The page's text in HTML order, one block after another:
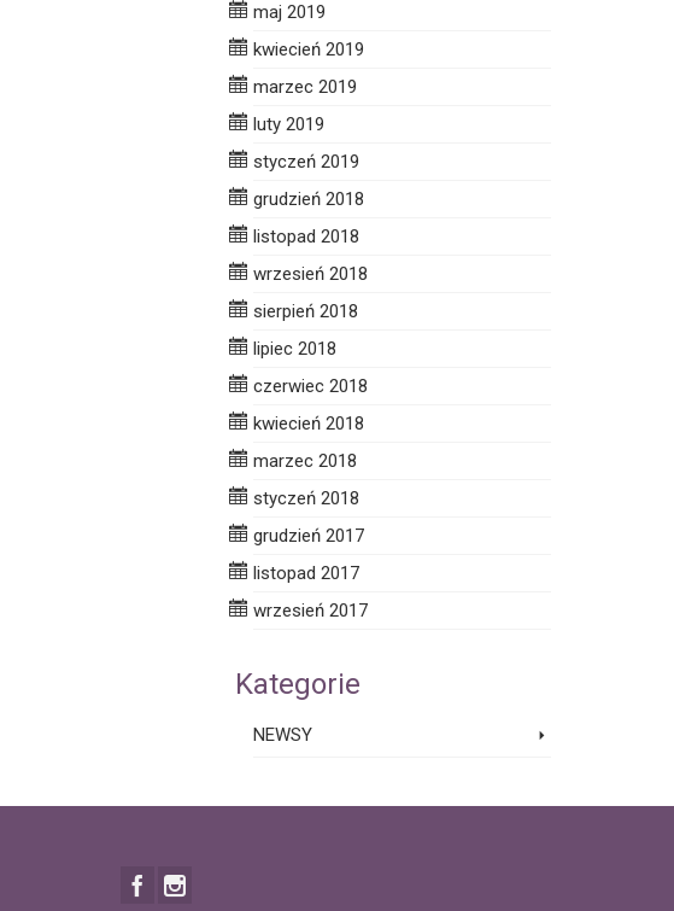
maj 2019
kwiecień 2019
marzec 2019
luty 2019
styczeń 2019
grudzień 2018
listopad 2018
wrzesień 2018
sierpień 2018
lipiec 2018
czerwiec 2018
kwiecień 2018
marzec 2018
styczeń 2018
grudzień 2017
listopad 2017
wrzesień 2017
Kategorie
NEWSY